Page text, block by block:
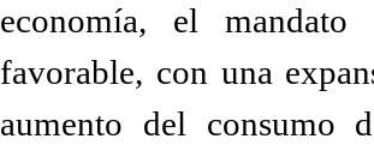
economía, el
favorable, con una
aumento del consumo